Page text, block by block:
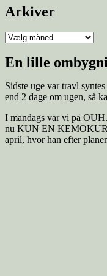
Arkiver
Arkiver
En lille
Sidste uge var travl
end 2 dage om ugen, så
I mandags var vi på
nu KUN EN
april, hvor han efter